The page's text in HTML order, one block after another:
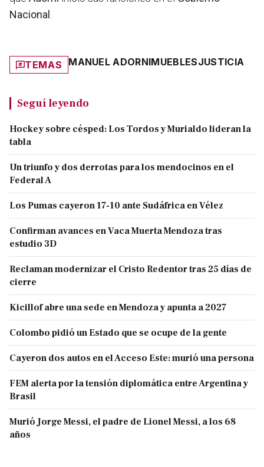
Nacional
TEMAS MANUEL ADORNIMUEBLESJUSTICIA
Seguí leyendo
Hockey sobre césped: Los Tordos y Murialdo lideran la
tabla
Un triunfo y dos derrotas para los mendocinos en el
Federal A
Los Pumas cayeron 17-10 ante Sudáfrica en Vélez
Confirman avances en Vaca Muerta Mendoza tras
estudio 3D
Reclaman modernizar el Cristo Redentor tras 25 días de
cierre
Kicillof abre una sede en Mendoza y apunta a 2027
Colombo pidió un Estado que se ocupe de la gente
Cayeron dos autos en el Acceso Este: murió una persona
FEM alerta por la tensión diplomática entre Argentina y
Brasil
Murió Jorge Messi, el padre de Lionel Messi, a los 68
años